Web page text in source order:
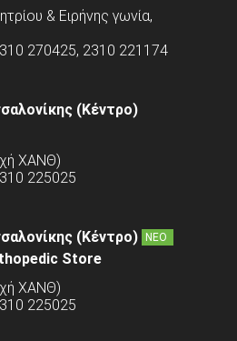
& Ειρήνης γωνία,
270425, 2310 221174
(Κέντρο)
ΧΑΝΘ)
225025
(Κέντρο) ΝΕΟ
Store
ΧΑΝΘ)
225025